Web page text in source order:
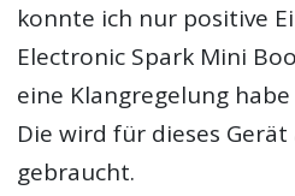
konnte ich nur positive
Electronic Spark Mini
eine Klangregelung
Die wird für dieses
gebraucht.